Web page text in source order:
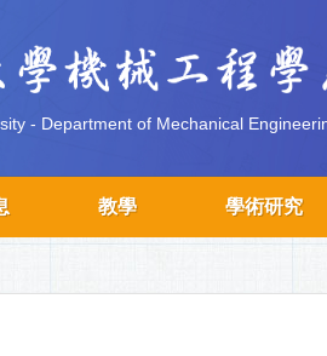
- Department of Mechanical
教學 學術研究